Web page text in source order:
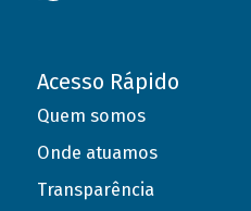
Acesso Rápido
Quem somos
Onde atuamos
Transparência